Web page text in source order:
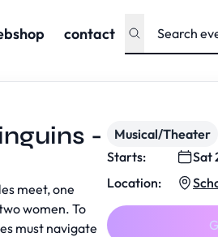
contact
-
meet, one
women. To
must navigate
Musical/Theater
Starts:
Sat
Location: